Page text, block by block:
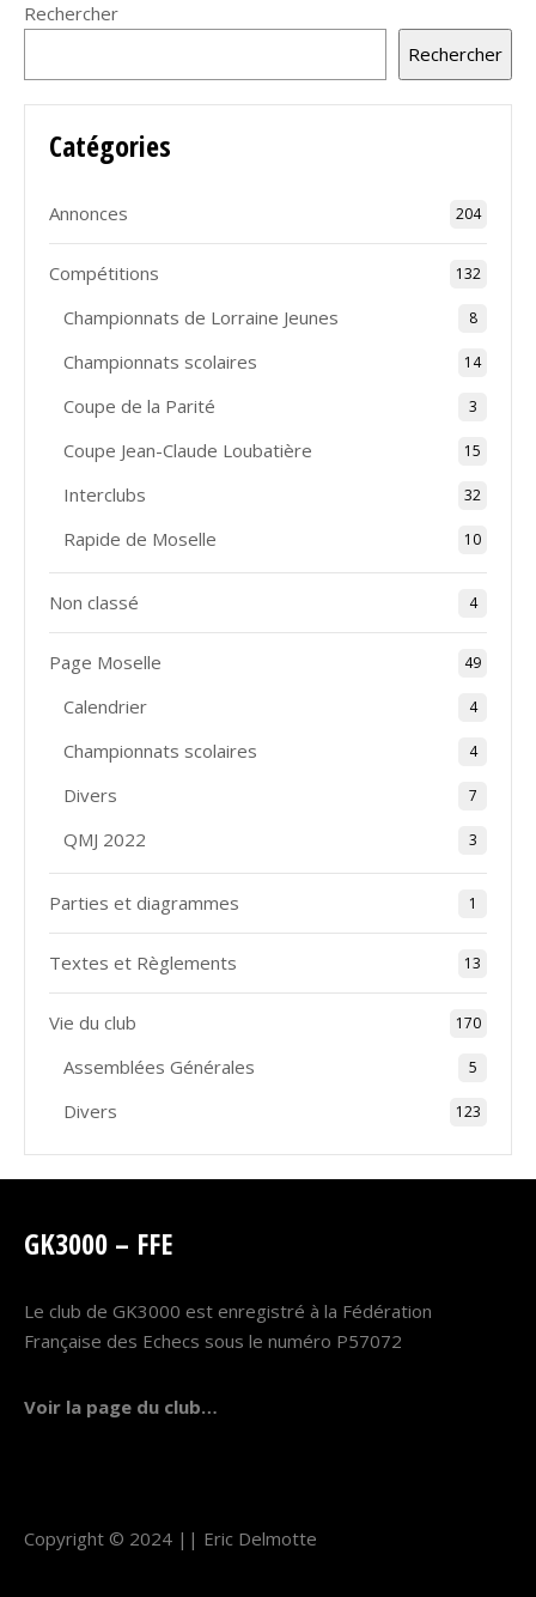
Rechercher
Rechercher
Catégories
Annonces 204
Compétitions 132
Championnats de Lorraine Jeunes 8
Championnats scolaires 14
Coupe de la Parité 3
Coupe Jean-Claude Loubatière 15
Interclubs 32
Rapide de Moselle 10
Non classé 4
Page Moselle 49
Calendrier 4
Championnats scolaires 4
Divers 7
QMJ 2022 3
Parties et diagrammes 1
Textes et Règlements 13
Vie du club 170
Assemblées Générales 5
Divers 123
GK3000 – FFE
Le club de GK3000 est enregistré à la Fédération
Française des Echecs sous le numéro P57072
Voir la page du club…
Copyright © 2024 || Eric Delmotte